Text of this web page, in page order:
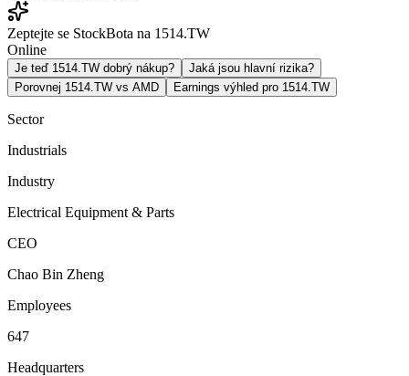
Zeptejte se StockBota na 1514.TW
Online
Je teď 1514.TW dobrý nákup?
Jaká jsou hlavní rizika?
Porovnej 1514.TW vs AMD
Earnings výhled pro 1514.TW
Sector
Industrials
Industry
Electrical Equipment & Parts
CEO
Chao Bin Zheng
Employees
647
Headquarters